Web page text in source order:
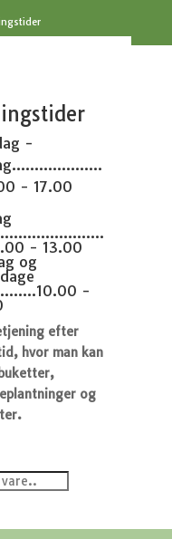
-
- 17.00
- 13.00
og
-
efter
hvor man kan
og